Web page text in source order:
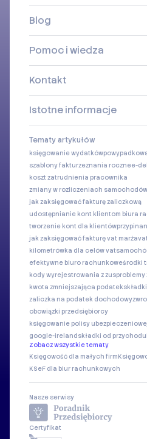
Blog
Pomoc i wiedza
Kontakt
Istotne informacje
Tematy artykułów
księgowanie wydatków
szablony fakturzeznania rocznee-
koszt zatrudnienia pracownika
zmiany w rozliczeniach samochodów
jak zaksięgować fakturę zaliczkową
udostępnianie kont klientom biura
tworzenie kont dla klientów
jak zaksięgować fakturę vat marża
kilometrówka dla celów vat
efektywne biuro rachunkoweśrodki
kody wyrejestrowania z zus
kwota zmniejszająca podatek
zaliczka na podatek dochodowy
obowiązki przedsiębiorcy
księgowanie polisy
google-ireland składki od przychodu
Zobacz wszystkie tematy
Księgowość dla małych firm
KSeF dla biur rachunkowych
Nasze serwisy
Certyfikat